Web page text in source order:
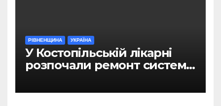
РІВНЕНЩИНА УКРАЇНА
У Костопільській лікарні
розпочали ремонт системи